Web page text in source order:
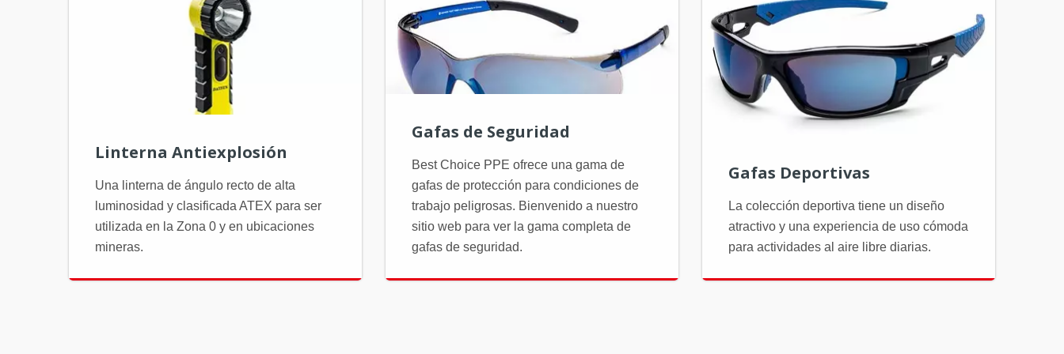
Linterna Antiexplosión
Una linterna de ángulo recto de alta
luminosidad y clasificada ATEX para ser
utilizada en la Zona 0 y en ubicaciones
mineras.
Gafas de Seguridad
Best Choice PPE ofrece una gama de
gafas de protección para condiciones de
trabajo peligrosas. Bienvenido a nuestro
sitio web para ver la gama completa de
gafas de seguridad.
Gafas Deportivas
La colección deportiva tiene un diseño
atractivo y una experiencia de uso cómoda
para actividades al aire libre diarias.